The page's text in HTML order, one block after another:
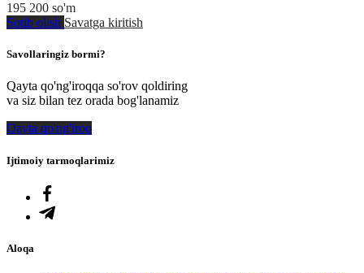
195 200 so'm
Sotib olish Savatga kiritish
Savollaringiz bormi?
Qayta qo'ng'iroqqa so'rov qoldiring
va siz bilan tez orada bog'lanamiz
Qayta qo'ng'iroq
Ijtimoiy tarmoqlarimiz
Aloqa